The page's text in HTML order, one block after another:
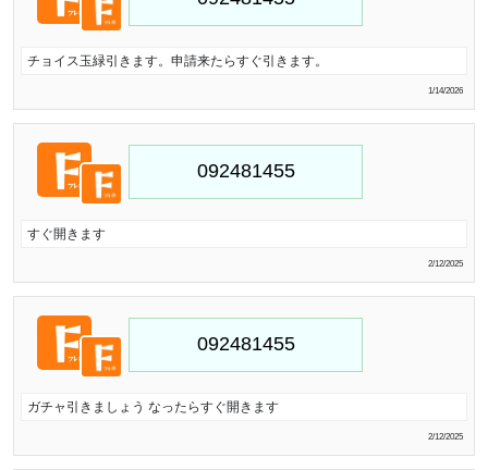
チョイス玉緑引きます。申請来たらすぐ引きます。
1/14/2026
すぐ開きます
2/12/2025
ガチャ引きましょう なったらすぐ開きます
2/12/2025